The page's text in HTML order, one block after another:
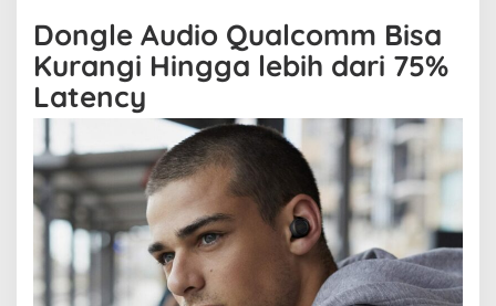
Dongle Audio Qualcomm Bisa
Kurangi Hingga lebih dari 75%
Latency